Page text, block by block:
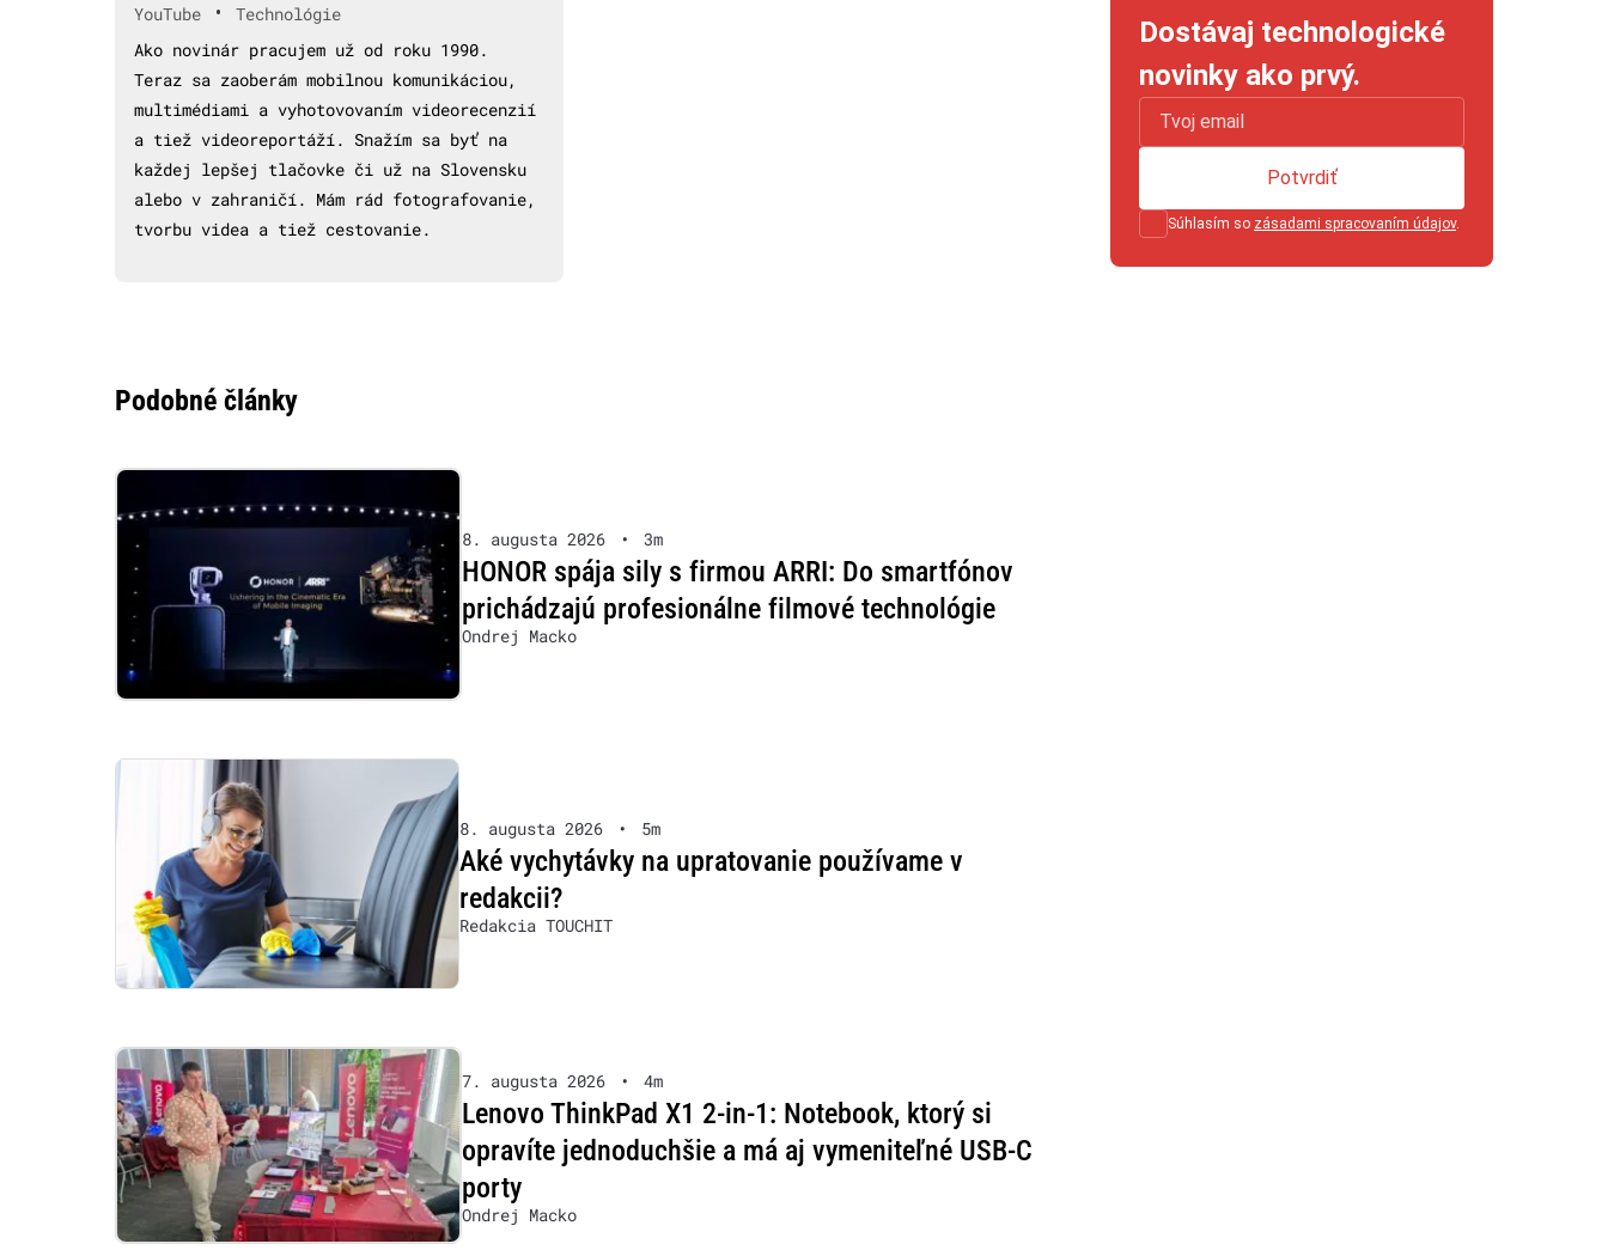
YouTube •
Technológie
Ako novinár pracujem už od roku 1990.
Teraz sa zaoberám mobilnou komunikáciou,
multimédiami a vyhotovovaním videorecenzií
a tiež videoreportáží. Snažím sa byť na
každej lepšej tlačovke či už na Slovensku
alebo v zahraničí. Mám rád fotografovanie,
tvorbu videa a tiež cestovanie.
Podobné články
8. augusta 2026 • 3m
HONOR spája sily s firmou ARRI: Do smartfónov
prichádzajú profesionálne filmové technológie
Ondrej Macko
8. augusta 2026 • 5m
Aké vychytávky na upratovanie používame v
redakcii?
Redakcia TOUCHIT
7. augusta 2026 • 4m
Lenovo ThinkPad X1 2-in-1: Notebook, ktorý si
opravíte jednoduchšie a má aj vymeniteľné USB-C
porty
Ondrej Macko
Dostávaj technologické
novinky ako prvý.
Súhlasím so zásadami spracovaním údajov.
Potvrdiť